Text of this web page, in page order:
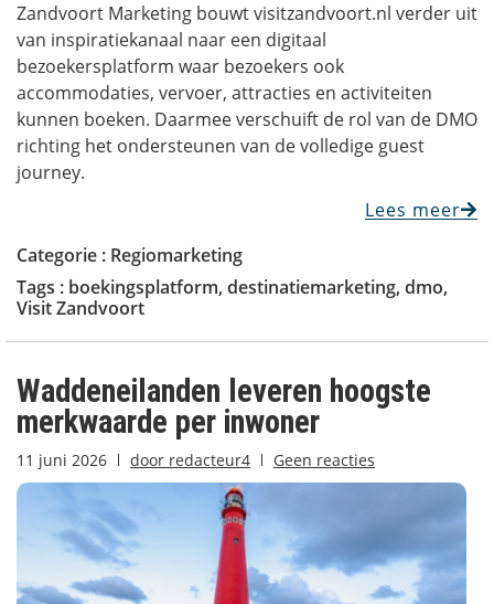
Zandvoort Marketing bouwt visitzandvoort.nl verder uit
van inspiratiekanaal naar een digitaal
bezoekersplatform waar bezoekers ook
accommodaties, vervoer, attracties en activiteiten
kunnen boeken. Daarmee verschuift de rol van de DMO
richting het ondersteunen van de volledige guest
journey.
Lees meer
Categorie : Regiomarketing
Tags : boekingsplatform, destinatiemarketing, dmo,
Visit Zandvoort
Waddeneilanden leveren hoogste
merkwaarde per inwoner
11 juni 2026 door redacteur4 Geen reacties